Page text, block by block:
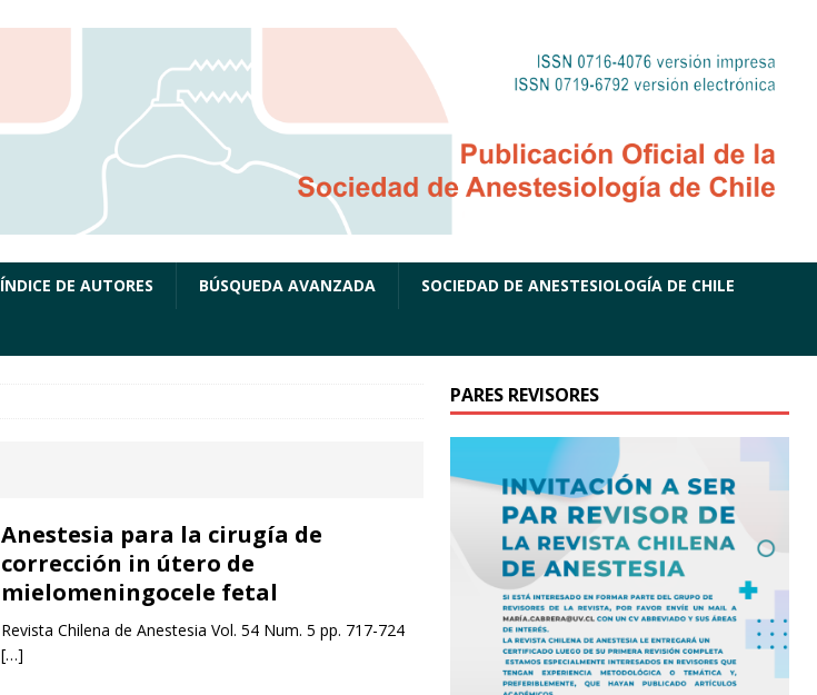
ÍNDICE DE AUTORES BÚSQUEDA AVANZADA SOCIEDAD DE ANESTESIOLOGÍA DE CHILE
Anestesia para la cirugía de
corrección in útero de
mielomeningocele fetal
Revista Chilena de Anestesia Vol. 54 Num. 5 pp. 717-724
[…]
PARES REVISORES